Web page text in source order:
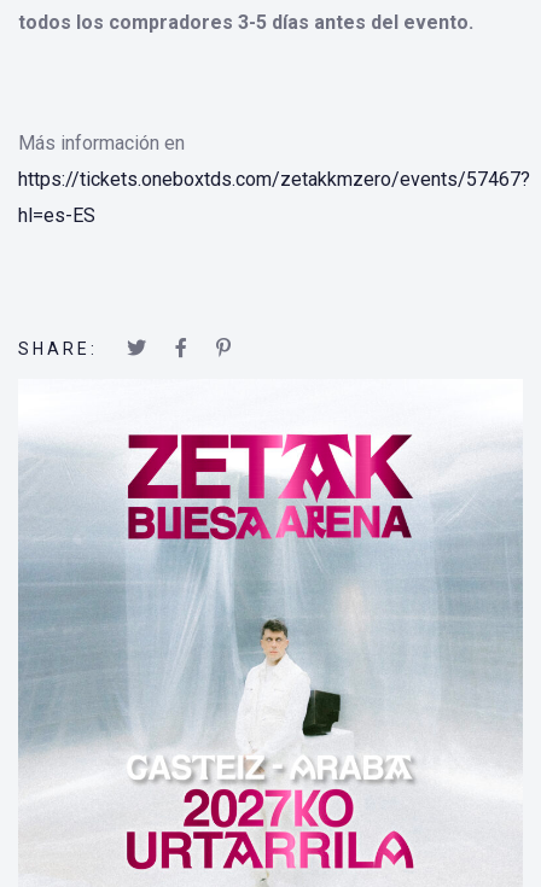
todos los compradores 3-5 días antes del evento.
Más información en
https://tickets.oneboxtds.com/zetakkmzero/events/57467?
hl=es-ES
SHARE: